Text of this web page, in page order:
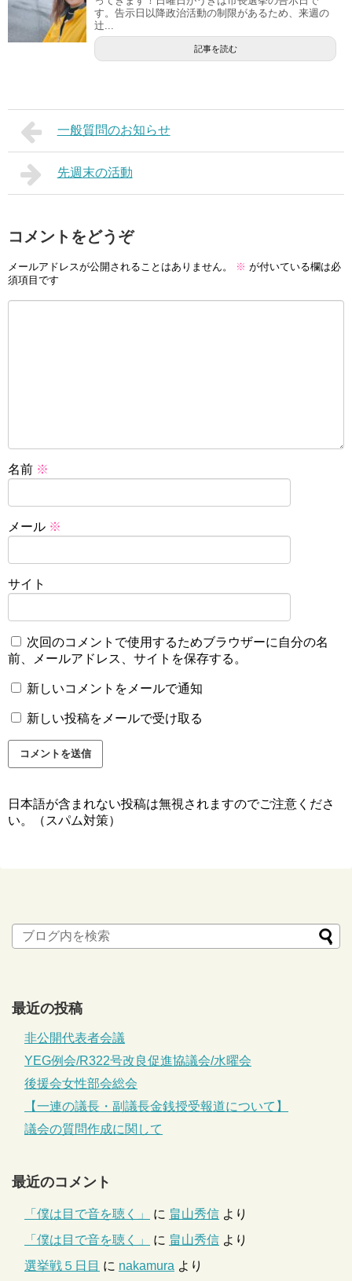
す。告示日以降政治活動の制限があるため、来週の
辻...
記事を読む
一般質問のお知らせ
先週末の活動
コメントをどうぞ
メールアドレスが公開されることはありません。 ※ が付いている欄は必
須項目です
名前 ※
メール ※
サイト
次回のコメントで使用するためブラウザーに自分の名
前、メールアドレス、サイトを保存する。
新しいコメントをメールで通知
新しい投稿をメールで受け取る
日本語が含まれない投稿は無視されますのでご注意くださ
い。（スパム対策）
最近の投稿
非公開代表者会議
YEG例会/R322号改良促進協議会/水曜会
後援会女性部会総会
【一連の議長・副議長金銭授受報道について】
議会の質問作成に関して
最近のコメント
「僕は目で音を聴く」 に 畠山秀信 より
「僕は目で音を聴く」
に 畠山秀信 より
選挙戦５日目 に nakamura より